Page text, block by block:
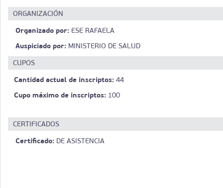
ORGANIZACIÓN
Organizado por: ESE RAFAELA
Auspiciado por: MINISTERIO DE SALUD
CUPOS
Cantidad actual de inscriptos: 44
Cupo máximo de inscriptos: 100
CERTIFICADOS
Certificado: DE ASISTENCIA